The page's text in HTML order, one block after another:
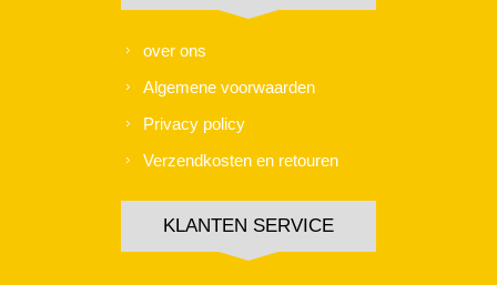
over ons
Algemene voorwaarden
Privacy policy
Verzendkosten en retouren
KLANTEN SERVICE